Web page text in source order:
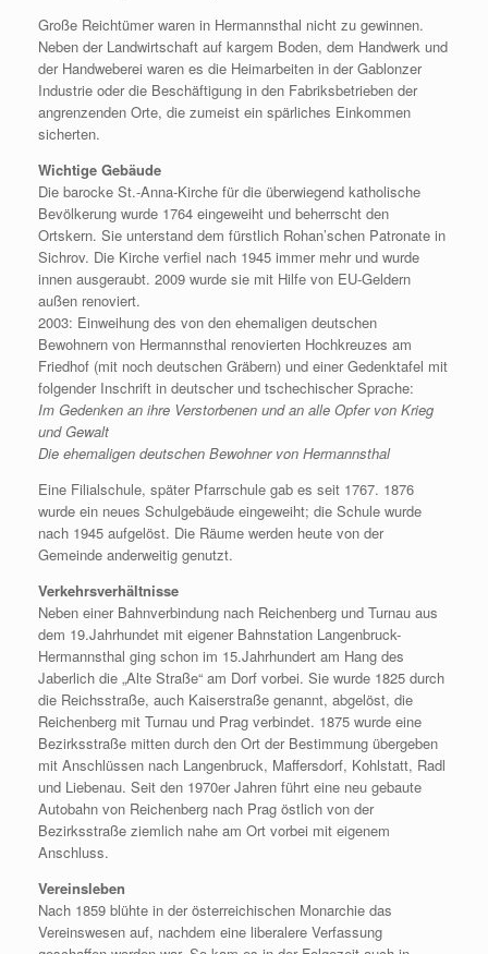
Große Reichtümer waren in Hermannsthal nicht zu gewinnen.
Neben der Landwirtschaft auf kargem Boden, dem Handwerk und
der Handweberei waren es die Heimarbeiten in der Gablonzer
Industrie oder die Beschäftigung in den Fabriksbetrieben der
angrenzenden Orte, die zumeist ein spärliches Einkommen
sicherten.
Wichtige Gebäude
Die barocke St.-Anna-Kirche für die überwiegend katholische
Bevölkerung wurde 1764 eingeweiht und beherrscht den
Ortskern. Sie unterstand dem fürstlich Rohan’schen Patronate in
Sichrov. Die Kirche verfiel nach 1945 immer mehr und wurde
innen ausgeraubt. 2009 wurde sie mit Hilfe von EU-Geldern
außen renoviert.
2003: Einweihung des von den ehemaligen deutschen
Bewohnern von Hermannsthal renovierten Hochkreuzes am
Friedhof (mit noch deutschen Gräbern) und einer Gedenktafel mit
folgender Inschrift in deutscher und tschechischer Sprache:
Im Gedenken an ihre Verstorbenen und an alle Opfer von Krieg
und Gewalt
Die ehemaligen deutschen Bewohner von Hermannsthal
Eine Filialschule, später Pfarrschule gab es seit 1767. 1876
wurde ein neues Schulgebäude eingeweiht; die Schule wurde
nach 1945 aufgelöst. Die Räume werden heute von der
Gemeinde anderweitig genutzt.
Verkehrsverhältnisse
Neben einer Bahnverbindung nach Reichenberg und Turnau aus
dem 19.Jahrhundet mit eigener Bahnstation Langenbruck-
Hermannsthal ging schon im 15.Jahrhundert am Hang des
Jaberlich die „Alte Straße“ am Dorf vorbei. Sie wurde 1825 durch
die Reichsstraße, auch Kaiserstraße genannt, abgelöst, die
Reichenberg mit Turnau und Prag verbindet. 1875 wurde eine
Bezirksstraße mitten durch den Ort der Bestimmung übergeben
mit Anschlüssen nach Langenbruck, Maffersdorf, Kohlstatt, Radl
und Liebenau. Seit den 1970er Jahren führt eine neu gebaute
Autobahn von Reichenberg nach Prag östlich von der
Bezirksstraße ziemlich nahe am Ort vorbei mit eigenem
Anschluss.
Vereinsleben
Nach 1859 blühte in der österreichischen Monarchie das
Vereinswesen auf, nachdem eine liberalere Verfassung